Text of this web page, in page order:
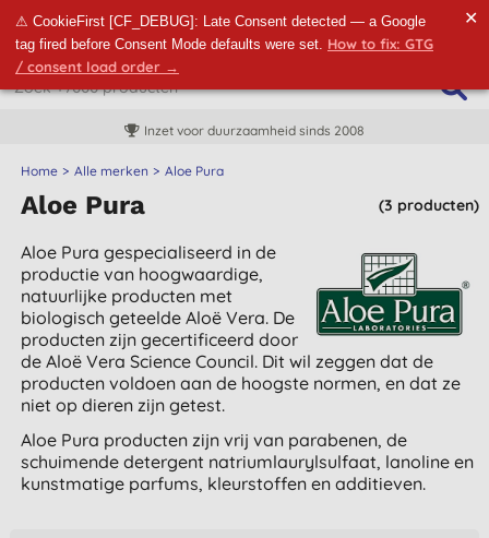
⚠ CookieFirst [CF_DEBUG]: Late Consent detected — a Google
tag fired before Consent Mode defaults were set. How to fix: GTG
/ consent load order →
✕
Inzet voor duurzaamheid sinds 2008
Home Alle merken Aloe Pura
(3 producten)
Aloe Pura
Aloe Pura gespecialiseerd in de
productie van hoogwaardige,
natuurlijke producten met
biologisch geteelde Aloë Vera. De
producten zijn gecertificeerd door
de Aloë Vera Science Council. Dit wil zeggen dat de
producten voldoen aan de hoogste normen, en dat ze
niet op dieren zijn getest.
Aloe Pura producten zijn vrij van parabenen, de
schuimende detergent natriumlaurylsulfaat, lanoline en
kunstmatige parfums, kleurstoffen en additieven.